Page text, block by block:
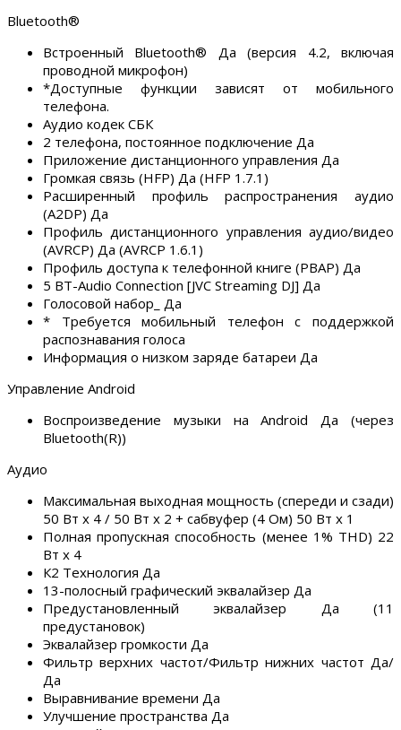
Bluetooth®
Встроенный Bluetooth® Да (версия 4.2, включая
проводной микрофон)
*Доступные функции зависят от мобильного
телефона.
Аудио кодек СБК
2 телефона, постоянное подключение Да
Приложение дистанционного управления Да
Громкая связь (HFP) Да (HFP 1.7.1)
Расширенный профиль распространения аудио
(A2DP) Да
Профиль дистанционного управления аудио/видео
(AVRCP) Да (AVRCP 1.6.1)
Профиль доступа к телефонной книге (PBAP) Да
5 BT-Audio Connection [JVC Streaming DJ] Да
Голосовой набор_ Да
* Требуется мобильный телефон с поддержкой
распознавания голоса
Информация о низком заряде батареи Да
Управление Android
Воспроизведение музыки на Android Да (через
Bluetooth(R))
Аудио
Максимальная выходная мощность (спереди и сзади)
50 Вт x 4 / 50 Вт x 2 + сабвуфер (4 Ом) 50 Вт x 1
Полная пропускная способность (менее 1% THD) 22
Вт х 4
К2 Технология Да
13-полосный графический эквалайзер Да
Предустановленный эквалайзер Да (11
предустановок)
Эквалайзер громкости Да
Фильтр верхних частот/Фильтр нижних частот Да/
Да
Выравнивание времени Да
Улучшение пространства Да